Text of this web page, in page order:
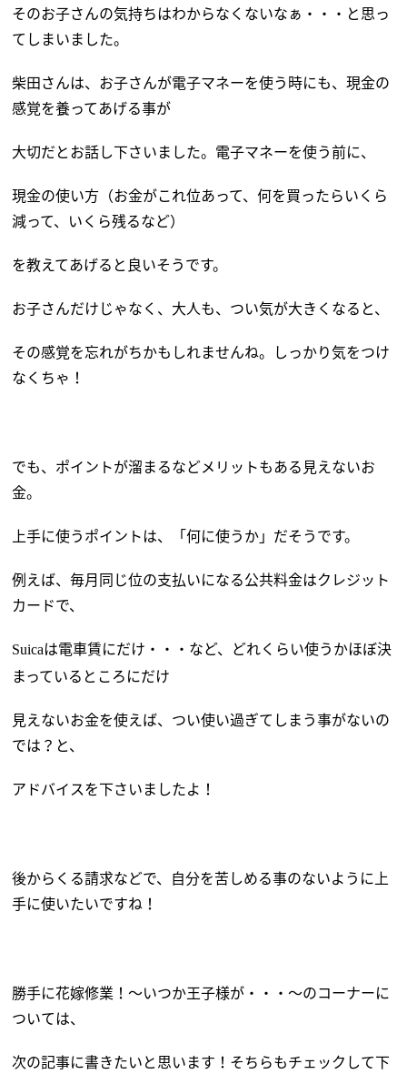
そのお子さんの気持ちはわからなくないなぁ・・・と思っ
てしまいました。
柴田さんは、お子さんが電子マネーを使う時にも、現金の
感覚を養ってあげる事が
大切だとお話し下さいました。電子マネーを使う前に、
現金の使い方（お金がこれ位あって、何を買ったらいくら
減って、いくら残るなど）
を教えてあげると良いそうです。
お子さんだけじゃなく、大人も、つい気が大きくなると、
その感覚を忘れがちかもしれませんね。しっかり気をつけ
なくちゃ！
でも、ポイントが溜まるなどメリットもある見えないお
金。
上手に使うポイントは、「何に使うか」だそうです。
例えば、毎月同じ位の支払いになる公共料金はクレジット
カードで、
Suicaは電車賃にだけ・・・など、どれくらい使うかほぼ決
まっているところにだけ
見えないお金を使えば、つい使い過ぎてしまう事がないの
では？と、
アドバイスを下さいましたよ！
後からくる請求などで、自分を苦しめる事のないように上
手に使いたいですね！
勝手に花嫁修業！～いつか王子様が・・・～のコーナーに
ついては、
次の記事に書きたいと思います！そちらもチェックして下